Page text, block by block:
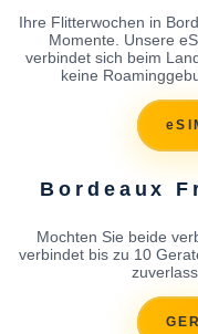
Ihre Flitterwochen in
Momente. Unsere
verbindet sich beim
keine
Bordeaux
Mochten Sie beide
verbindet bis zu 10